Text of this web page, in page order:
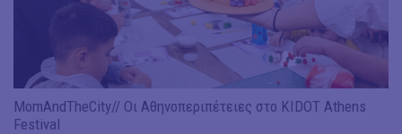
MomAndTheCity// Οι Αθηνοπεριπέτειες στο KIDOT Athens
Festival